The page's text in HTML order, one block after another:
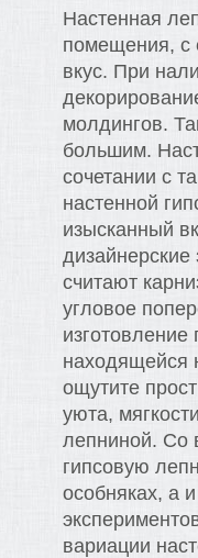
Настенная
помещения, с
вкус. При
молдингов.
большим.
сочетании с
настенной
изысканный
считают
угловое
находящейся
ощутите
уюта,
лепниной. Со
гипсовую
особняках, а
вариации